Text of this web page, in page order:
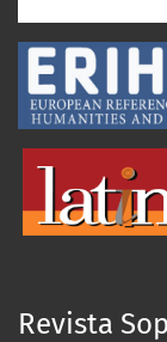
Revista